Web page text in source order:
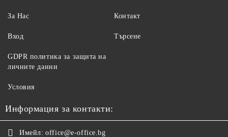
За Нас
Вход
Контакт
Търсене
GDPR политика за защита на
личните данни
Условия
Информация за контакти:
Имейл: office@e-office.bg